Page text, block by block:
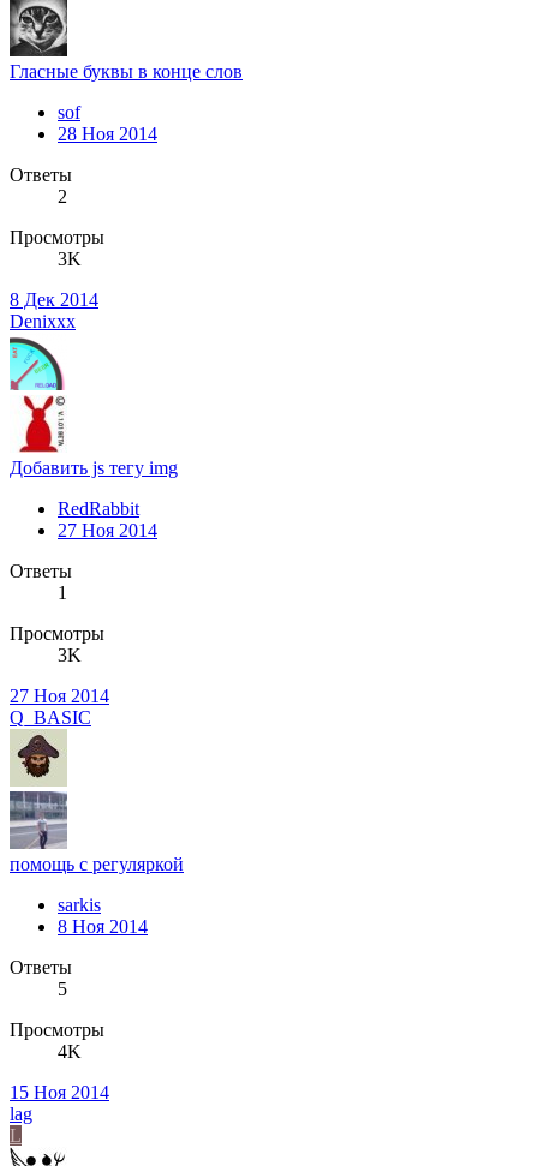
Гласные буквы в конце слов
sof
28 Ноя 2014
Ответы
2
Просмотры
3K
8 Дек 2014
Denixxx
Добавить js тегу img
RedRabbit
27 Ноя 2014
Ответы
1
Просмотры
3K
27 Ноя 2014
Q_BASIC
помощь с регуляркой
sarkis
8 Ноя 2014
Ответы
5
Просмотры
4K
15 Ноя 2014
lag
L